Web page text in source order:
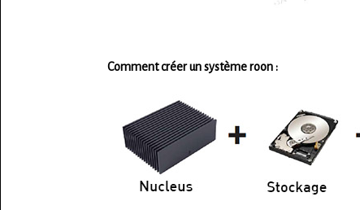
Comment créer un système roon :